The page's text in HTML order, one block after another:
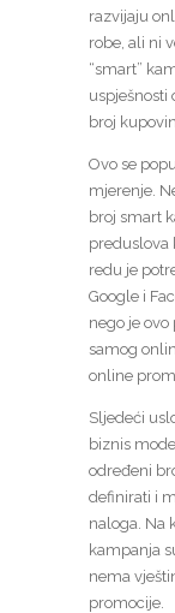
razvijaju
robe, ali ni
“smart”
uspješnosti
broj
Ovo se
mjerenje.
broj smart
preduslova
redu je
Google i
nego je
samog
online
Sljedeći
biznis
određeni
definirati i
naloga. Na
kampanja
nema
promocije.